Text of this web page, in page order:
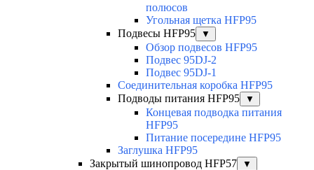
полюсов
Угольная щетка HFP95
Подвесы HFP95
▼
Обзор подвесов HFP95
Подвес 95DJ-2
Подвес 95DJ-1
Соединительная коробка HFP95
Подводы питания HFP95
▼
Концевая подводка питания
HFP95
Питание посередине HFP95
Заглушка HFP95
Закрытый шинопровод HFP57
▼